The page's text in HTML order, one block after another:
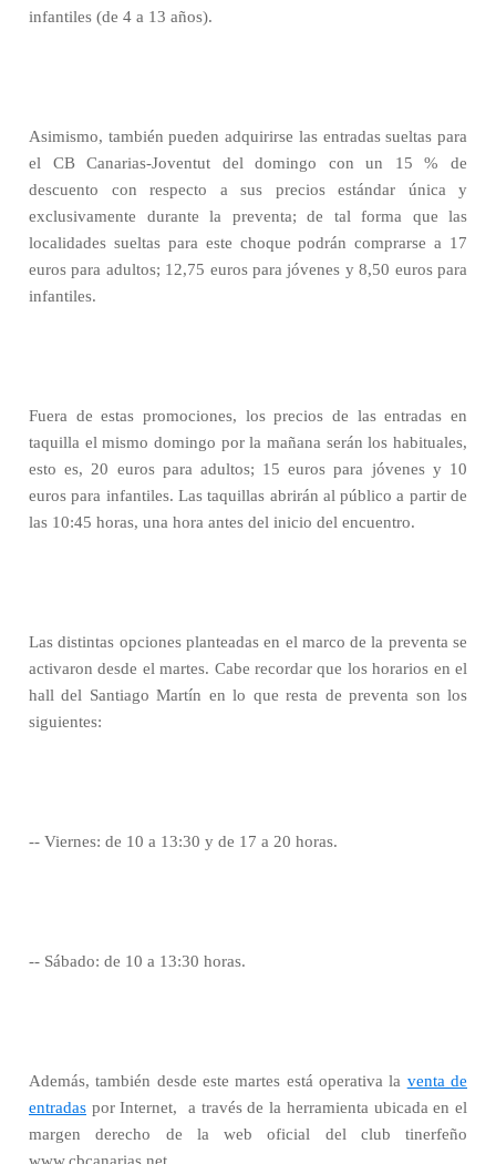
infantiles (de 4 a 13 años).
Asimismo, también pueden adquirirse las entradas sueltas para
el CB Canarias-Joventut del domingo con un 15 % de
descuento con respecto a sus precios estándar única y
exclusivamente durante la preventa; de tal forma que las
localidades sueltas para este choque podrán comprarse a 17
euros para adultos; 12,75 euros para jóvenes y 8,50 euros para
infantiles.
Fuera de estas promociones, los precios de las entradas en
taquilla el mismo domingo por la mañana serán los habituales,
esto es, 20 euros para adultos; 15 euros para jóvenes y 10
euros para infantiles. Las taquillas abrirán al público a partir de
las 10:45 horas, una hora antes del inicio del encuentro.
Las distintas opciones planteadas en el marco de la preventa se
activaron desde el martes. Cabe recordar que los horarios en el
hall del Santiago Martín en lo que resta de preventa son los
siguientes:
-- Viernes: de 10 a 13:30 y de 17 a 20 horas.
-- Sábado: de 10 a 13:30 horas.
Además, también desde este martes está operativa la venta de
entradas por Internet,
a través de la herramienta ubicada en el
margen derecho de la web oficial del club tinerfeño